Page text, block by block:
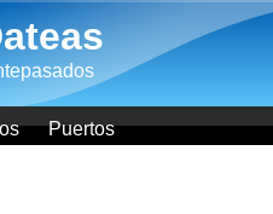
Puertos